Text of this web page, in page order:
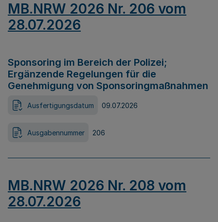
MB.NRW 2026 Nr. 206 vom
28.07.2026
Sponsoring im Bereich der Polizei;
Ergänzende Regelungen für die
Genehmigung von Sponsoringmaßnahmen
Ausfertigungsdatum 09.07.2026
Ausgabennummer 206
MB.NRW 2026 Nr. 208 vom
28.07.2026